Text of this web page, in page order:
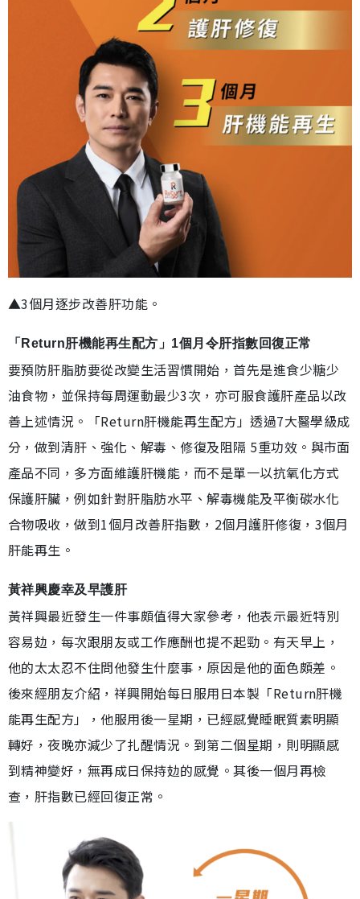
▲3個月逐步改善肝功能。
「Return肝機能再生配方」1個月令肝指數回復正常
要預防肝脂肪要從改變生活習慣開始，首先是進食少糖少
油食物，並保持每周運動最少3次，亦可服食護肝產品以改
善上述情況。「Return肝機能再生配方」透過7大醫學級成
分，做到清肝、強化、解毒、修復及阻隔 5重功效。與市面
產品不同，多方面維護肝機能，而不是單一以抗氧化方式
保護肝臟，例如針對肝脂肪水平、解毒機能及平衡碳水化
合物吸收，做到1個月改善肝指數，2個月護肝修復，3個月
肝能再生。
黃祥興慶幸及早護肝
黃祥興最近發生一件事頗值得大家參考，他表示最近特別
容易攰，每次跟朋友或工作應酬也提不起勁。有天早上，
他的太太忍不住問他發生什麼事，原因是他的面色頗差。
後來經朋友介紹，祥興開始每日服用日本製「Return肝機
能再生配方」，他服用後一星期，已經感覺睡眠質素明顯
轉好，夜晚亦減少了扎醒情況。到第二個星期，則明顯感
到精神變好，無再成日保持攰的感覺。其後一個月再檢
查，肝指數已經回復正常。